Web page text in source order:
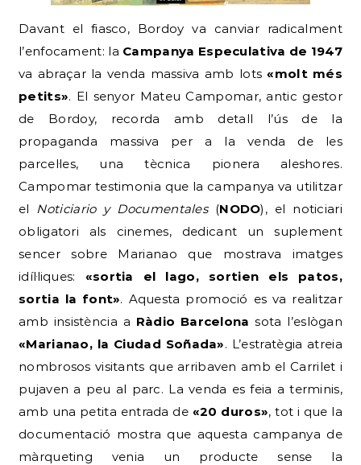
Davant el fiasco, Bordoy va canviar radicalment
l’enfocament: la Campanya Especulativa de 1947
va abraçar la venda massiva amb lots«molt més
petits». El senyor Mateu Campomar, antic gestor
de Bordoy, recorda amb detall l’ús de la
propaganda massiva per a la venda de les
parcel·les, una tècnica pionera aleshores.
Campomar testimonia que la campanya va utilitzar
el Noticiario y Documentales(NODO), el noticiari
obligatori als cinemes, dedicant un suplement
sencer sobre Marianao que mostrava imatges
idíl·liques: «sortia el lago, sortien els patos,
sortia la font». Aquesta promoció es va realitzar
amb insistència a Ràdio Barcelona sota l’eslògan
«Marianao, la Ciudad Soñada». L’estratègia atreia
nombrosos visitants que arribaven amb el Carrilet i
pujaven a peu al parc. La venda es feia a terminis,
amb una petita entrada de «20 duros», tot i que la
documentació mostra que aquesta campanya de
màrqueting venia un producte sense la